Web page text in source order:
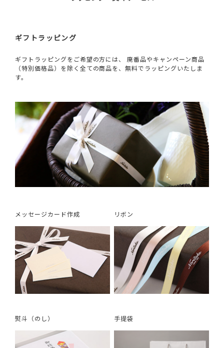
ギフトラッピング
ギフトラッピングをご希望の方には、 廃番品やキャンペーン商品
（特別価格品）を除く全ての商品を、無料でラッピングいたしま
す。
メッセージカード作成 リボン
熨斗（のし） 手提袋